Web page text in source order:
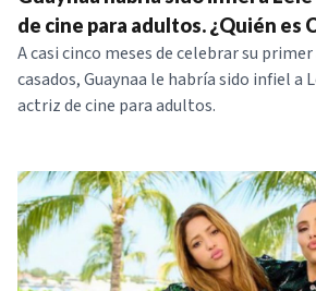
NOTICIAS
SERIES
de cine para adultos. ¿Quién es
A casi cinco meses de celebrar su
casados, Guaynaa le habría sido infiel a
actriz de cine para adultos.